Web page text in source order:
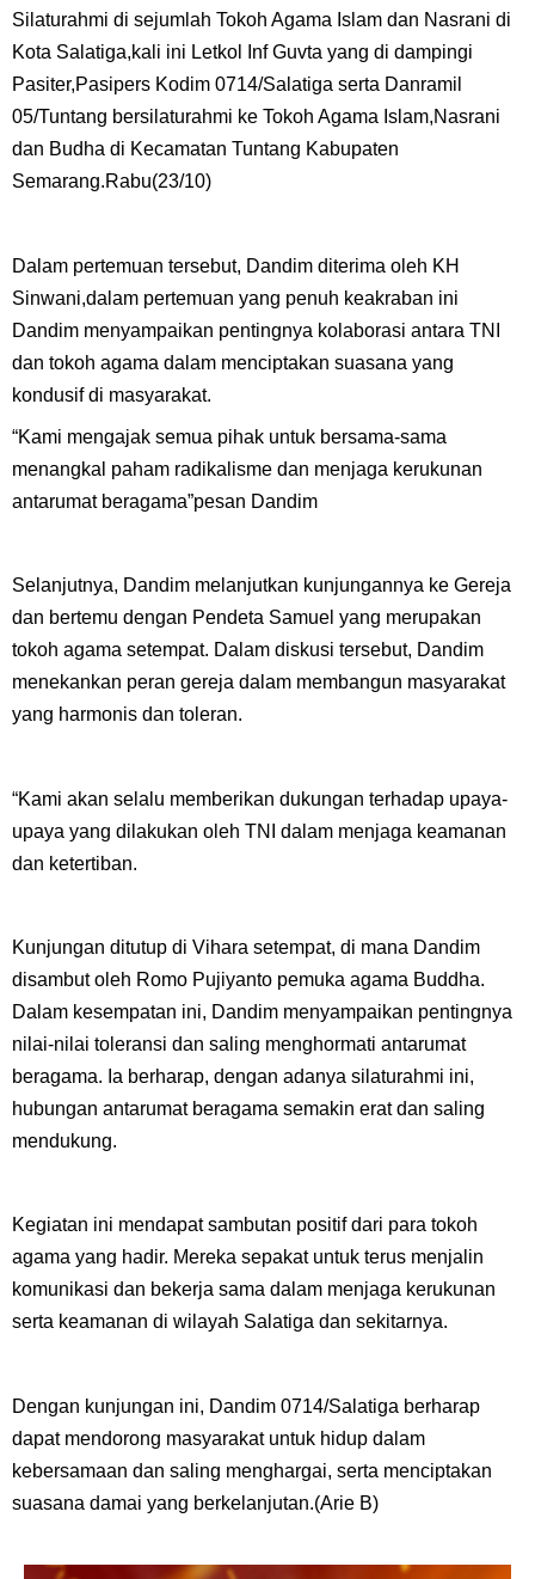
Silaturahmi di sejumlah Tokoh Agama Islam dan Nasrani di
Kota Salatiga,kali ini Letkol Inf Guvta yang di dampingi
Pasiter,Pasipers Kodim 0714/Salatiga serta Danramil
05/Tuntang bersilaturahmi ke Tokoh Agama Islam,Nasrani
dan Budha di Kecamatan Tuntang Kabupaten
Semarang.Rabu(23/10)
Dalam pertemuan tersebut, Dandim diterima oleh KH
Sinwani,dalam pertemuan yang penuh keakraban ini
Dandim menyampaikan pentingnya kolaborasi antara TNI
dan tokoh agama dalam menciptakan suasana yang
kondusif di masyarakat.
“Kami mengajak semua pihak untuk bersama-sama
menangkal paham radikalisme dan menjaga kerukunan
antarumat beragama”pesan Dandim
Selanjutnya, Dandim melanjutkan kunjungannya ke Gereja
dan bertemu dengan Pendeta Samuel yang merupakan
tokoh agama setempat. Dalam diskusi tersebut, Dandim
menekankan peran gereja dalam membangun masyarakat
yang harmonis dan toleran.
“Kami akan selalu memberikan dukungan terhadap upaya-
upaya yang dilakukan oleh TNI dalam menjaga keamanan
dan ketertiban.
Kunjungan ditutup di Vihara setempat, di mana Dandim
disambut oleh Romo Pujiyanto pemuka agama Buddha.
Dalam kesempatan ini, Dandim menyampaikan pentingnya
nilai-nilai toleransi dan saling menghormati antarumat
beragama. Ia berharap, dengan adanya silaturahmi ini,
hubungan antarumat beragama semakin erat dan saling
mendukung.
Kegiatan ini mendapat sambutan positif dari para tokoh
agama yang hadir. Mereka sepakat untuk terus menjalin
komunikasi dan bekerja sama dalam menjaga kerukunan
serta keamanan di wilayah Salatiga dan sekitarnya.
Dengan kunjungan ini, Dandim 0714/Salatiga berharap
dapat mendorong masyarakat untuk hidup dalam
kebersamaan dan saling menghargai, serta menciptakan
suasana damai yang berkelanjutan.(Arie B)